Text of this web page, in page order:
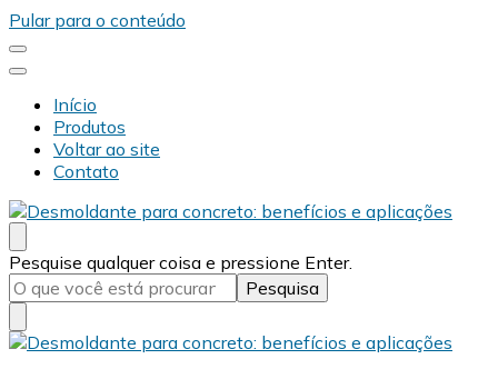
Pular para o conteúdo
Início
Produtos
Voltar ao site
Contato
Desmold
Blog Desmold
Procurando
algo?
Pesquise qualquer coisa e pressione Enter.